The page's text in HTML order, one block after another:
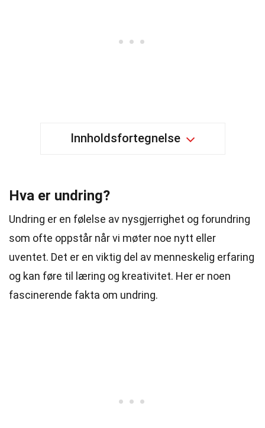
Innholdsfortegnelse
Hva er undring?
Undring er en følelse av nysgjerrighet og forundring
som ofte oppstår når vi møter noe nytt eller
uventet. Det er en viktig del av menneskelig erfaring
og kan føre til læring og kreativitet. Her er noen
fascinerende fakta om undring.